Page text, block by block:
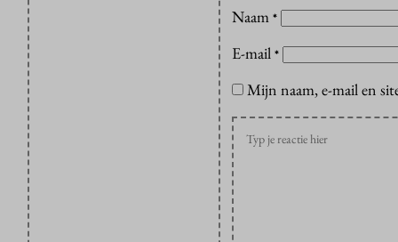
Naam *
E-mail *
Mijn naam, e-mail en